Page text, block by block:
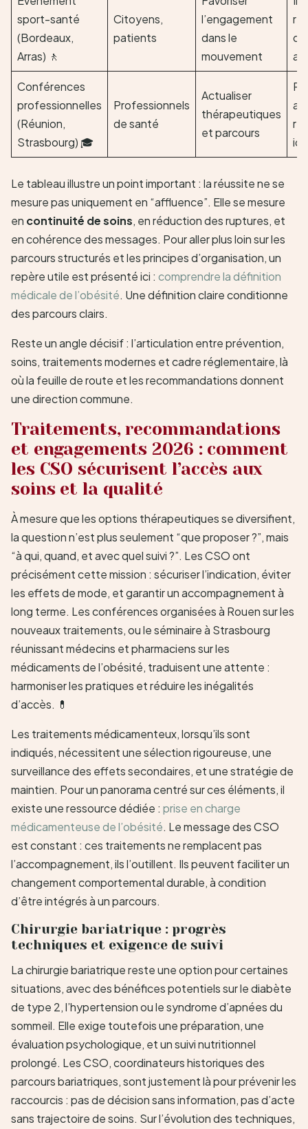
sport-santé
(Bordeaux,
Arras) 🚶
Citoyens,
patients
l’engagement
dans le
mouvement
Conférences
professionnelles
(Réunion,
Strasbourg) 🎓
Professionnels
de santé
Actualiser
thérapeutiques
et parcours
Le tableau illustre un point important : la réussite ne se
mesure pas uniquement en “affluence”. Elle se mesure
en continuité de soins, en réduction des ruptures, et
en cohérence des messages. Pour aller plus loin sur les
parcours structurés et les principes d’organisation, un
repère utile est présenté ici : comprendre la définition
médicale de l’obésité. Une définition claire conditionne
des parcours clairs.
Reste un angle décisif : l’articulation entre prévention,
soins, traitements modernes et cadre réglementaire, là
où la feuille de route et les recommandations donnent
une direction commune.
Traitements, recommandations
et engagements 2026 : comment
les CSO sécurisent l’accès aux
soins et la qualité
À mesure que les options thérapeutiques se diversifient,
la question n’est plus seulement “que proposer ?”, mais
“à qui, quand, et avec quel suivi ?”. Les CSO ont
précisément cette mission : sécuriser l’indication, éviter
les effets de mode, et garantir un accompagnement à
long terme. Les conférences organisées à Rouen sur les
nouveaux traitements, ou le séminaire à Strasbourg
réunissant médecins et pharmaciens sur les
médicaments de l’obésité, traduisent une attente :
harmoniser les pratiques et réduire les inégalités
d’accès. 💊
Les traitements médicamenteux, lorsqu’ils sont
indiqués, nécessitent une sélection rigoureuse, une
surveillance des effets secondaires, et une stratégie de
maintien. Pour un panorama centré sur ces éléments, il
existe une ressource dédiée : prise en charge
médicamenteuse de l’obésité. Le message des CSO
est constant : ces traitements ne remplacent pas
l’accompagnement, ils l’outillent. Ils peuvent faciliter un
changement comportemental durable, à condition
d’être intégrés à un parcours.
Chirurgie bariatrique : progrès
techniques et exigence de suivi
La chirurgie bariatrique reste une option pour certaines
situations, avec des bénéfices potentiels sur le diabète
de type 2, l’hypertension ou le syndrome d’apnées du
sommeil. Elle exige toutefois une préparation, une
évaluation psychologique, et un suivi nutritionnel
prolongé. Les CSO, coordinateurs historiques des
parcours bariatriques, sont justement là pour prévenir les
raccourcis : pas de décision sans information, pas d’acte
sans trajectoire de soins. Sur l’évolution des techniques,